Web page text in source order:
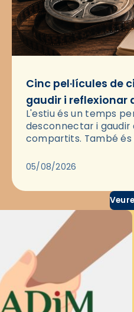
Cinc pel·lícules de
gaudir i reflexionar
L'estiu és un temps
desconnectar i gaudir
compartits. També
través del cinema,
05/08/2026